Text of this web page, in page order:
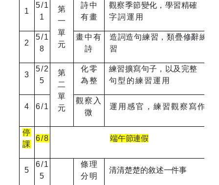
1
5/1
1
第
一
單
元
詩中
有畫
觀察季節變化，學習精確
字詞運用
2
5/1
8
畫中有
詩
造詞造句練習，類疊修辭練
習
3
5/2
5
第
二
單
元
化零
為整
練習擴寫句子，以及完整
句型的練習運用
4 6/1
觀察入
微
運用感官，練習觀察寫作
停
課
6/8 端午節連假
5
6/1
5
條理
分明
清清楚楚的敘述一件事